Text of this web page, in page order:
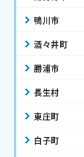
鴨川市
酒々井町
勝浦市
長生村
東庄町
白子町